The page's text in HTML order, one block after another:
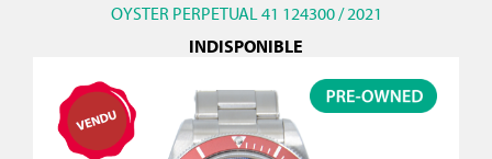
OYSTER PERPETUAL 41 124300 / 2021
INDISPONIBLE